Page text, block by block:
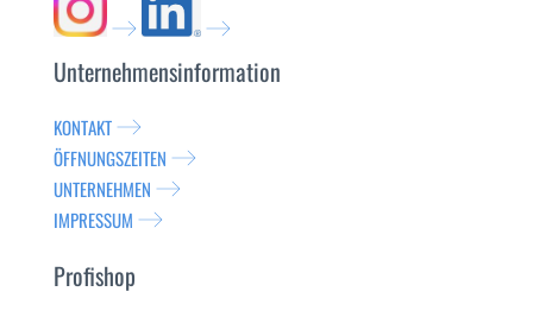
Unternehmensinformation
KONTAKT
ÖFFNUNGSZEITEN
UNTERNEHMEN
IMPRESSUM
Profishop